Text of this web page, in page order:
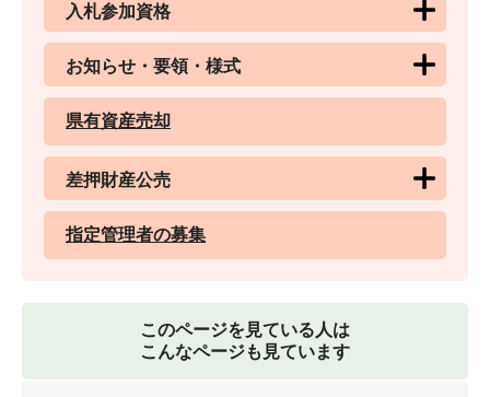
入札参加資格
お知らせ・要領・様式
県有資産売却
差押財産公売
指定管理者の募集
このページを見ている人は
こんなページも見ています